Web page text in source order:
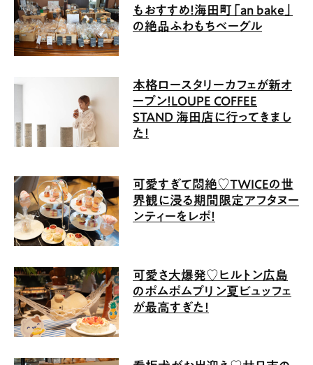
もおすすめ！海田町「an bake」
の絶品ふわもちベーグル
本格ロースタリーカフェが新オ
ープン！LOUPE COFFEE
STAND 海田店に行ってきまし
た！
可愛すぎて悶絶♡TWICEの世
界観に浸る期間限定アフタヌー
ンティーをレポ！
可愛さ大爆発♡ヒルトン広島
のポムポムプリン夏ビュッフェ
が最高すぎた！